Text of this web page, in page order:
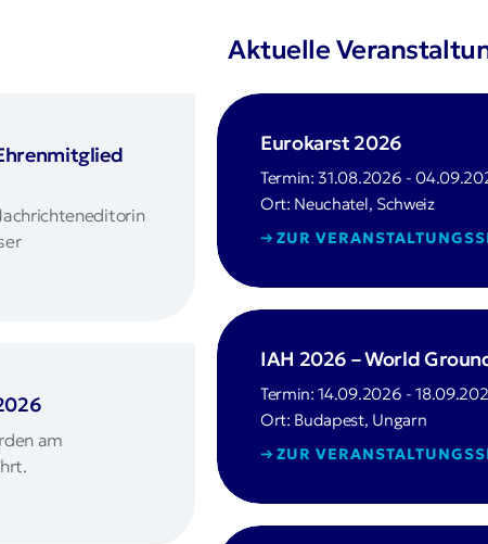
am
Aktuelle
Eurokarst 2026
Termin: 31.08.2026 -
Ort: Neuchatel, Schweiz
ZUR
IAH 2026 – World
Termin: 14.09.2026 -
Ort: Budapest, Ungarn
ZUR